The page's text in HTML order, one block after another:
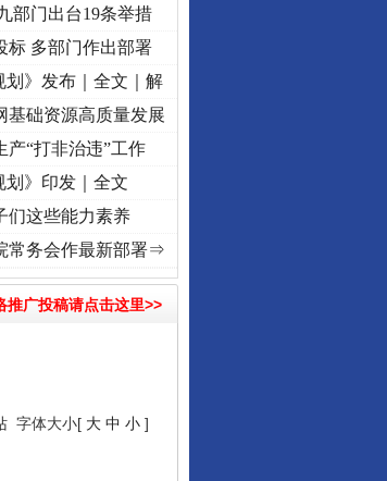
一首歌的时间，读懂乐至的“诗与远方”
部门出台19条举措
标 多部门作出部署
划》发布｜全文｜解
基础资源高质量发展
产“打非治违”工作
划》印发｜全文
们这些能力素养
常务会作最新部署⇒
推广投稿请点击这里>>
字体大小[ 大 中 小 ]